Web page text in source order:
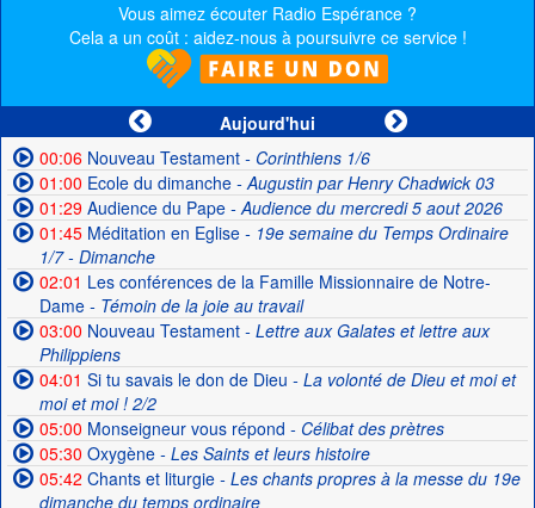
Vous aimez écouter Radio Espérance ?
Cela a un coût : aidez-nous à poursuivre ce service !
Aujourd'hui
00:06Nouveau Testament- Corinthiens 1/6
01:00 Ecole du dimanche- Augustin par Henry Chadwick 03
01:29Audience du Pape- Audience du mercredi 5 aout 2026
01:45Méditation en Eglise- 19e semaine du Temps Ordinaire
1/7 - Dimanche
02:01 Les conférences de la Famille Missionnaire de Notre-
Dame- Témoin de la joie au travail
03:00 Nouveau Testament- Lettre aux Galates et lettre aux
Philippiens
04:01 Si tu savais le don de Dieu - La volonté de Dieu et moi et
moi et moi ! 2/2
05:00 Monseigneur vous répond - Célibat des prètres
05:30 Oxygène- Les Saints et leurs histoire
05:42 Chants et liturgie- Les chants propres à la messe du 19e
dimanche du temps ordinaire